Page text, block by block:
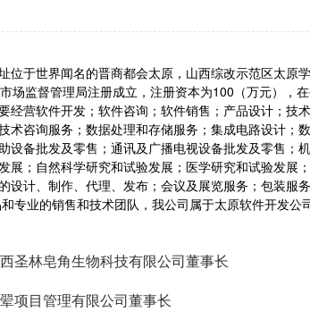
位于世界闻名的晋商都会太原，山西综改示范区太
场监督管理局注册成立，注册资本为100（万元），
经营软件开发；软件咨询；软件销售；产品设计；
术咨询服务；数据处理和存储服务；集成电路设计
设备批发及零售；通讯及广播电视设备批发及零售；
展；自然科学研究和试验发展；医学研究和试验发展
设计、制作、代理、发布；会议及展览服务；包装
专业的销售和技术团队，我公司属于太原软件开发
圣林皂角生物科技有限公司董事长
项目管理有限公司董事长